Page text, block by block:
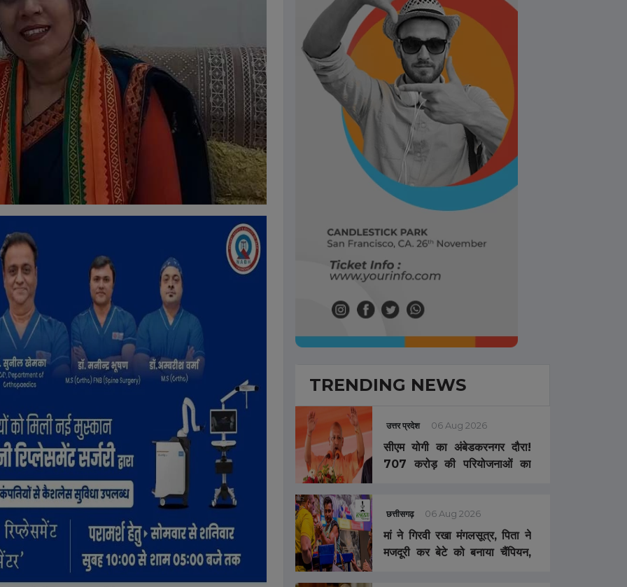
TRENDING NEWS
उत्तर प्रदेश 06 Aug 2026
सीएम योगी का अंबेडकरनगर दौरा!
707 करोड़ की परियोजनाओं का
छत्तीसगढ़ 06 Aug 2026
मां ने गिरवी रखा मंगलसूत्र, पिता ने
मजदूरी कर बेटे को बनाया चैंपियन,